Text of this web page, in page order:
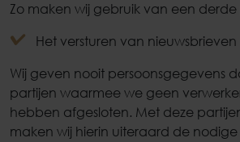
Zo maken wij gebruik van een derde
Het versturen van nieuwsbrieven
Wij geven nooit persoonsgegevens
partijen waarmee we geen
hebben afgesloten. Met deze
maken wij hierin uiteraard de